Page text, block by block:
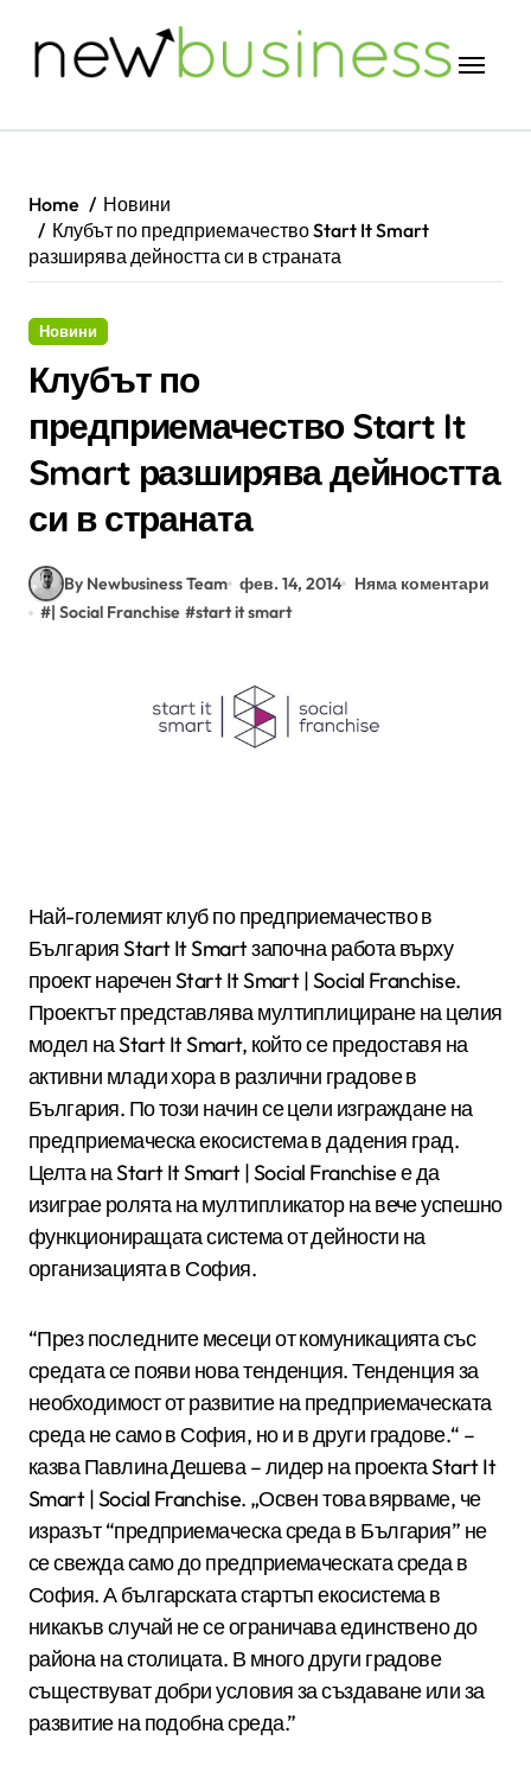
Home
Новини
Клубът по предприемачество Start It Smart
разширява дейността си в страната
Новини
Клубът по
предприемачество Start It
Smart разширява дейността
си в страната
By Newbusiness Team фев. 14, 2014
Няма коментари
#| Social Franchise #start it smart
Най-големият клуб по предприемачество в
България Start It Smart започна работа върху
проект наречен Start It Smart | Social Franchise.
Проектът представлява мултиплициране на целия
модел на Start It Smart, който се предоставя на
активни млади хора в различни градове в
България. По този начин се цели изграждане на
предприемаческа екосистема в дадения град.
Целта на Start It Smart | Social Franchise е да
изиграе ролята на мултипликатор на вече успешно
функциониращата система от дейности на
организацията в София.
“През последните месеци от комуникацията със
средата се появи нова тенденция. Тенденция за
необходимост от развитие на предприемаческата
среда не само в София, но и в други градове.“ –
казва Павлина Дешева – лидер на проекта Start It
Smart | Social Franchise. „Освен това вярваме, че
изразът “предприемаческа среда в България” не
се свежда само до предприемаческата среда в
София. А българската стартъп екосистема в
никакъв случай не се ограничава единствено до
района на столицата. В много други градове
съществуват добри условия за създаване или за
развитие на подобна среда.”